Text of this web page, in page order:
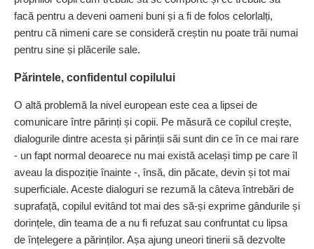
facă pentru a deveni oameni buni și a fi de folos celor­lalți,
pentru că nimeni care se consideră creștin nu poate trăi numai
pentru sine și plăcerile sale.
Părintele, confidentul copilului
O altă problemă la nivel european este cea a lipsei de
comunicare între părinți și copii. Pe măsură ce copilul crește,
dialogurile dintre acesta și părinții săi sunt din ce în ce mai rare
- un fapt normal deoarece nu mai există același timp pe care îl
aveau la dispoziție înainte -, însă, din păcate, devin și tot mai
superficiale. Aceste dialoguri se rezumă la câteva întrebări de
suprafață, copilul evitând tot mai des să-și exprime gândurile și
dorințele, din teama de a nu fi refuzat sau confruntat cu lipsa
de înțelegere a părinților. Așa ajung uneori tinerii să dezvolte